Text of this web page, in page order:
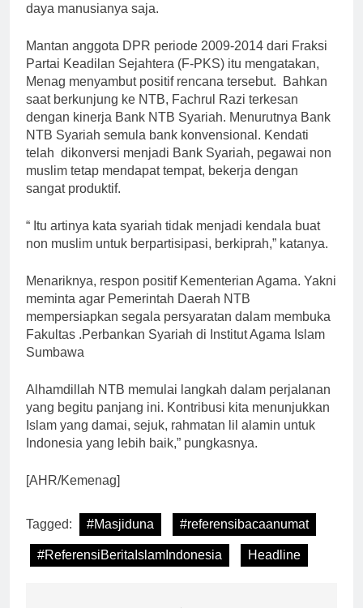
daya manusianya saja.
Mantan anggota DPR periode 2009-2014 dari Fraksi
Partai Keadilan Sejahtera (F-PKS) itu mengatakan,
Menag menyambut positif rencana tersebut. Bahkan
saat berkunjung ke NTB, Fachrul Razi terkesan
dengan kinerja Bank NTB Syariah. Menurutnya Bank
NTB Syariah semula bank konvensional. Kendati
telah dikonversi menjadi Bank Syariah, pegawai non
muslim tetap mendapat tempat, bekerja dengan
sangat produktif.
“ Itu artinya kata syariah tidak menjadi kendala buat
non muslim untuk berpartisipasi, berkiprah,” katanya.
Menariknya, respon positif Kementerian Agama. Yakni
meminta agar Pemerintah Daerah NTB
mempersiapkan segala persyaratan dalam membuka
Fakultas .Perbankan Syariah di Institut Agama Islam
Sumbawa
Alhamdillah NTB memulai langkah dalam perjalanan
yang begitu panjang ini. Kontribusi kita menunjukkan
Islam yang damai, sejuk, rahmatan lil alamin untuk
Indonesia yang lebih baik,” pungkasnya.
[AHR/Kemenag]
Tagged: #Masjiduna #referensibacaanumat
#ReferensiBeritaIslamIndonesia Headline